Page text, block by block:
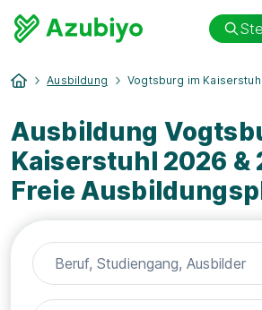
Ausbildung Vogtsburg im Kaiserstuhl
Ausbildung
Kaiserstuhl 2026 &
Freie